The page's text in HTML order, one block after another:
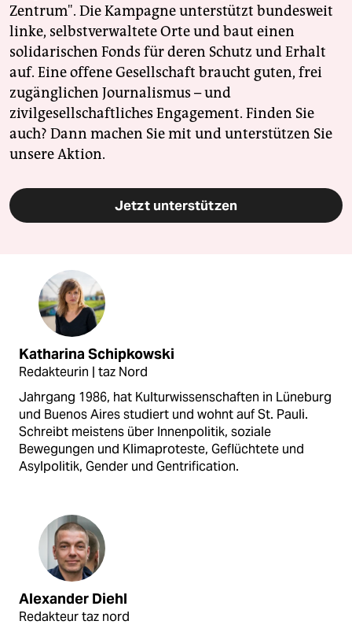
Zentrum". Die Kampagne unterstützt bundesweit
linke, selbstverwaltete Orte und baut einen
solidarischen Fonds für deren Schutz und Erhalt
auf. Eine offene Gesellschaft braucht guten, frei
zugänglichen Journalismus – und
zivilgesellschaftliches Engagement. Finden Sie
auch? Dann machen Sie mit und unterstützen Sie
unsere Aktion.
Jetzt unterstützen
Katharina Schipkowski
Redakteurin | taz Nord
Jahrgang 1986, hat Kulturwissenschaften in Lüneburg
und Buenos Aires studiert und wohnt auf St. Pauli.
Schreibt meistens über Innenpolitik, soziale
Bewegungen und Klimaproteste, Geflüchtete und
Asylpolitik, Gender und Gentrification.
Alexander Diehl
Redakteur taz nord